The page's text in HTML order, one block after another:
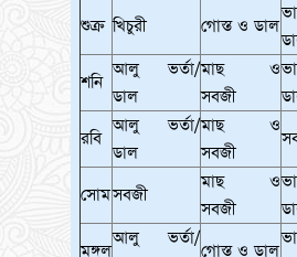
শুক্র খিচুরী গোস্ত ও ডাল
শনি
আলু ভর্তা/
ডাল
মাছ ও
সবজী
রবি
আলু ভর্তা/
ডাল
মাছ ও
সবজী
সোমসবজী
মাছ ও
সবজী
মঙ্গল
আলু ভর্তা/
গোস্ত ও ডাল